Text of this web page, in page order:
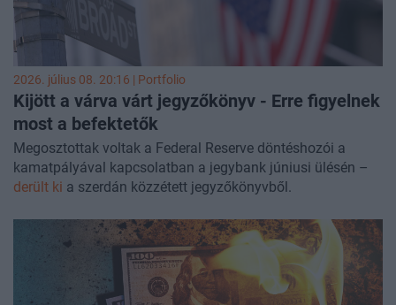
2026. július 08. 20:16 | Portfolio
Kijött a várva várt jegyzőkönyv - Erre figyelnek
most a befektetők
Megosztottak voltak a Federal Reserve döntéshozói a
kamatpályával kapcsolatban a jegybank júniusi ülésén –
derült ki a szerdán közzétett jegyzőkönyvből.